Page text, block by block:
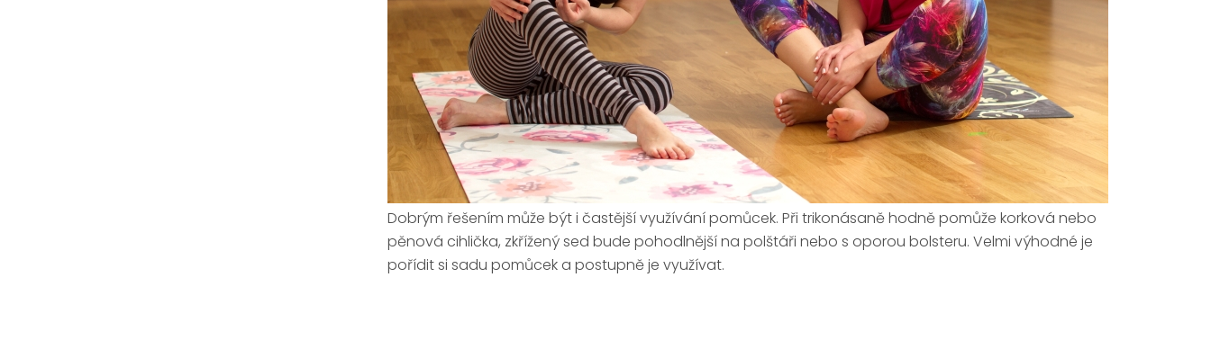
Dobrým řešením může být i častější využívání pomůcek. Při trikonásaně hodně pomůže korková nebo
pěnová cihlička, zkřížený sed bude pohodlnější na polštáři nebo s oporou bolsteru. Velmi výhodné je
pořídit si sadu pomůcek a postupně je využívat.